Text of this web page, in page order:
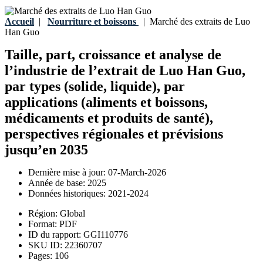
Accueil | Nourriture et boissons | Marché des extraits de Luo
Han Guo
Taille, part, croissance et analyse de
l’industrie de l’extrait de Luo Han Guo,
par types (solide, liquide), par
applications (aliments et boissons,
médicaments et produits de santé),
perspectives régionales et prévisions
jusqu’en 2035
Dernière mise à jour: 07-March-2026
Année de base: 2025
Données historiques: 2021-2024
Région: Global
Format: PDF
ID du rapport: GGI110776
SKU ID: 22360707
Pages: 106